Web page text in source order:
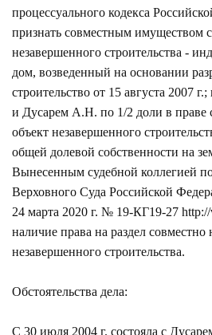
процессуального кодекса
признать совместным имуществом
незавершенного строительства -
дом, возведенный на основании
строительство от 15 августа 2007
и Дусарем А.Н. по 1/2 доли в праве
объект незавершенного
общей долевой собственности на
Вынесенным судебной коллегией
Верховного Суда Российской
24 марта 2020 г. № 19-КГ19-27
наличие права на раздел
незавершенного строительства.
Обстоятельства дела:
С 30 июля 2004 г. состояла с